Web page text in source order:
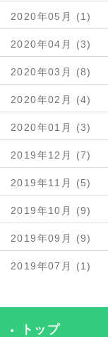
2020年05月 (1)
2020年04月 (3)
2020年03月 (8)
2020年02月 (4)
2020年01月 (3)
2019年12月 (7)
2019年11月 (5)
2019年10月 (9)
2019年09月 (9)
2019年07月 (1)
トップ